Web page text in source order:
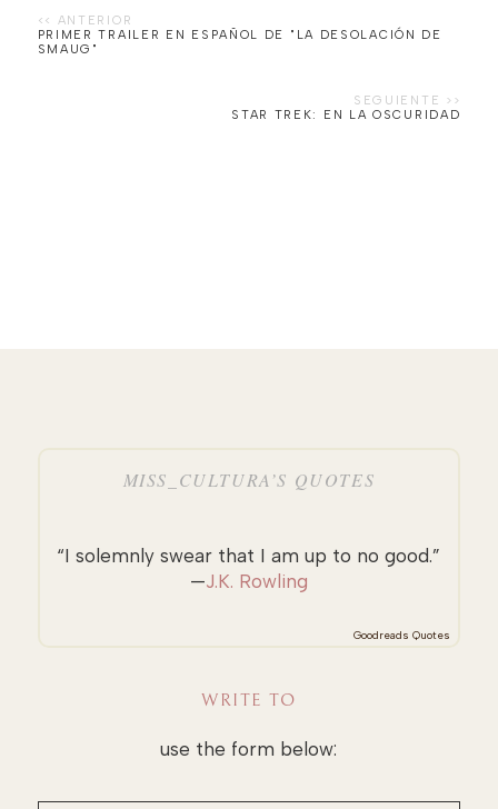
PRIMER TRAILER EN ESPAÑOL DE "LA DESOLACIÓN DE
SMAUG"
STAR TREK: EN LA OSCURIDAD
MISS_CULTURA’S QUOTES
“I solemnly swear that I am up to no good.”
—J.K. Rowling
Goodreads Quotes
WRITE TO
use the form below: